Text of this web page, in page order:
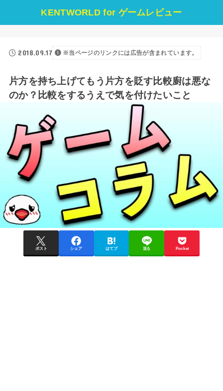
KENTWORLD for ゲームレビュー
2018.09.17 ※当ページのリンクには広告が含まれています。
片方を持ち上げてもう片方を貶す比較廚は悪な
のか？比較をするうえで気を付けたいこと
ポスト シェア はてブ 送る Pocket